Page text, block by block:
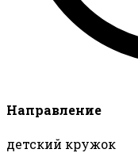
Направление
детский кружок